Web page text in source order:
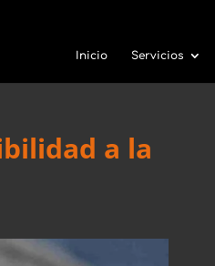
Inicio Servicios
a la